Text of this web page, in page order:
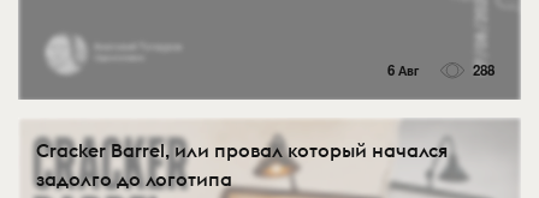
6 Авг 288
Cracker Barrel, или провал который начался
задолго до логотипа